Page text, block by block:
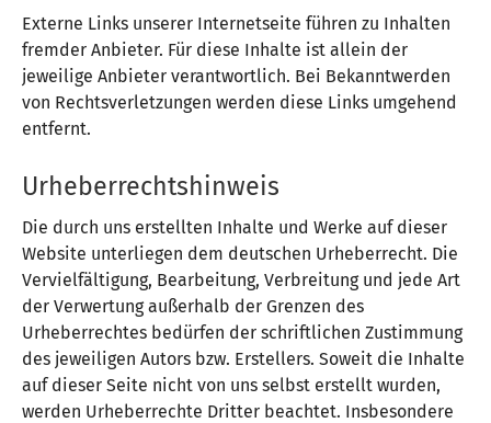
Externe Links unserer Internetseite führen zu Inhalten
fremder Anbieter. Für diese Inhalte ist allein der
jeweilige Anbieter verantwortlich. Bei Bekanntwerden
von Rechtsverletzungen werden diese Links umgehend
entfernt.
Urheberrechtshinweis
Die durch uns erstellten Inhalte und Werke auf dieser
Website unterliegen dem deutschen Urheberrecht. Die
Vervielfältigung, Bearbeitung, Verbreitung und jede Art
der Verwertung außerhalb der Grenzen des
Urheberrechtes bedürfen der schriftlichen Zustimmung
des jeweiligen Autors bzw. Erstellers. Soweit die Inhalte
auf dieser Seite nicht von uns selbst erstellt wurden,
werden Urheberrechte Dritter beachtet. Insbesondere